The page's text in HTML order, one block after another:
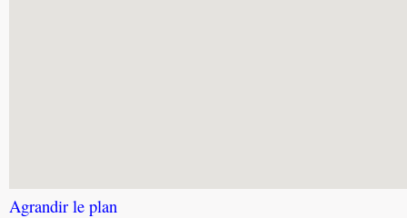
Agrandir le plan